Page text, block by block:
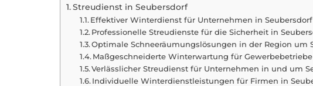
Streudienst in Seubersdorf
Effektiver Winterdienst für Unternehmen in Seubersdorf
Professionelle Streudienste für die Sicherheit in
Optimale Schneeräumungslösungen in der Region um
Maßgeschneiderte Winterwartung für
Verlässlicher Streudienst für Unternehmen in und um
Individuelle Winterdienstleistungen für Firmen in